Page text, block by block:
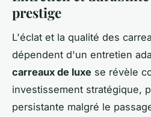
prestige
L'éclat et la qualité des
dépendent d'un entretien
carreaux de luxe se révèle
investissement stratégique,
persistante malgré le